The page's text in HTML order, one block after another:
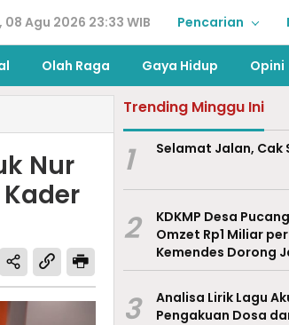
Agu 2026 23:33 WIB Pencarian
Olah Raga Gaya Hidup Opini
Nur
Trending Minggu Ini
1 Selamat Jalan, Cak
2
KDKMP Desa
Omzet Rp1 Miliar
Kemendes Dorong
Percontohan
3
Analisa Lirik Lagu
Pengakuan Dosa